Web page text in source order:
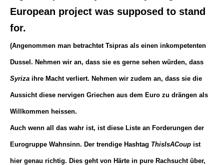
European project was supposed to stand
for.
(Angenommen man betrachtet Tsipras als einen inkompetenten
Dussel. Nehmen wir an, dass sie es gerne sehen würden, dass
Syriza ihre Macht verliert. Nehmen wir zudem an, dass sie die
Aussicht diese nervigen Griechen aus dem Euro zu drängen als
Willkommen heissen.
Auch wenn all das wahr ist, ist diese Liste an Forderungen der
Eurogruppe Wahnsinn. Der trendige Hashtag ThisIsACoup ist
hier genau richtig. Dies geht von Härte in pure Rachsucht über,